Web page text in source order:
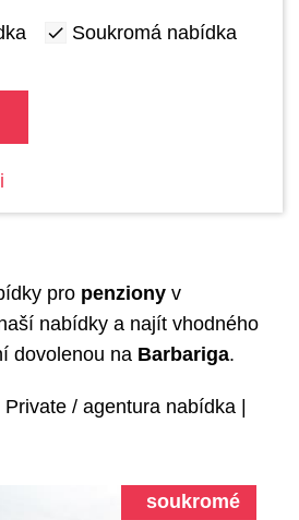
Soukromá nabídka
pro penziony v
nabídky a najít vhodného
dovolenou na Barbariga.
Private / agentura nabídka
soukromé